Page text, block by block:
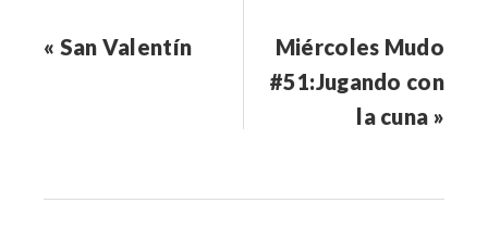
« San Valentín
Miércoles Mudo
#51:Jugando con
la cuna »